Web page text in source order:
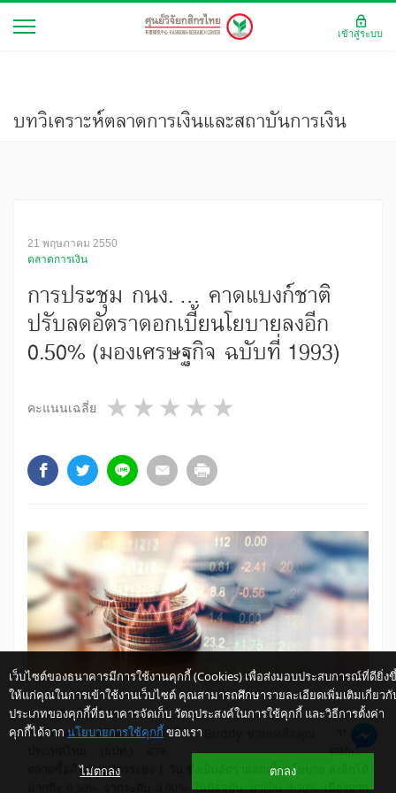
บทวิเคราะห์ตลาดการเงินและสถาบันการเงิน
21 พฤษภาคม 2550
ตลาดการเงิน
การประชุม กนง. ... คาดแบงก์ชาติ
ปรับลดอัตราดอกเบี้ยนโยบายลงอีก
0.50% (มองเศรษฐกิจ ฉบับที่ 1993)
คะแนนเฉลี่ย 4 stars
3 stars
2 stars
1 star
ศูนย์วิจัยกสิกรไทย คาดว่า ในการประชุมรอบที่สี่ของปีในวันที่ 23
พฤษภาคม 2550 คณะกรรมการนโยบายการเงินของธนาคารแห่ง
ประเทศไทย (ธปท.) อาจมีความโน้มเอียงที่จะปรับลดอัตราดอกเบี้ย
ตลาดซื้อคืนพันธบัตรระยะ 1 วัน ซึ่งเป็นอัตราดอกเบี้ยนโยบาย ลงอีกได้
มากถึง 0.50% จากระดับ 4.00% ในปัจจุบัน มาเป็น 3.50% เนื่องจาก
เว็บไซต์ของธนาคารมีการใช้งานคุกกี้ (Cookies) เพื่อส่งมอบประสบการณ์ที่ดียิ่ง
ให้แก่คุณในการเข้าใช้งานเว็บไซต์ คุณสามารถศึกษารายละเอียดเพิ่มเติมเกี่ยวกั
ประเภทของคุกกี้ที่ธนาคารจัดเก็บ วัตถุประสงค์ในการใช้คุกกี้ และวิธีการตั้งค่า
คุกกี้ได้จาก นโยบายการใช้คุกกี้ ของเรา
ไม่ตกลง ตกลง
เข้าสู่ระบบ
ให้ K-Buddy ช่วยเหลือคุณ